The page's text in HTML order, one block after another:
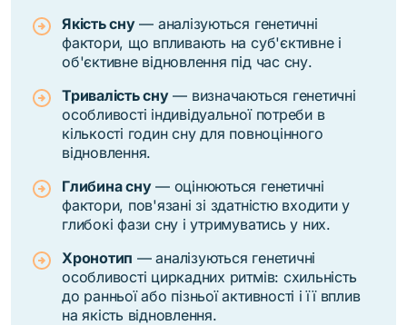
Якість сну— аналізуються генетичні
фактори, що впливають на суб'єктивне і
об'єктивне відновлення під час сну.
Тривалість сну— визначаються генетичні
особливості індивідуальної потреби в
кількості годин сну для повноцінного
відновлення.
Глибина сну— оцінюються генетичні
фактори, пов'язані зі здатністю входити у
глибокі фази сну і утримуватись у них.
Хронотип — аналізуються генетичні
особливості циркадних ритмів: схильність
до ранньої або пізньої активності і її вплив
на якість відновлення.